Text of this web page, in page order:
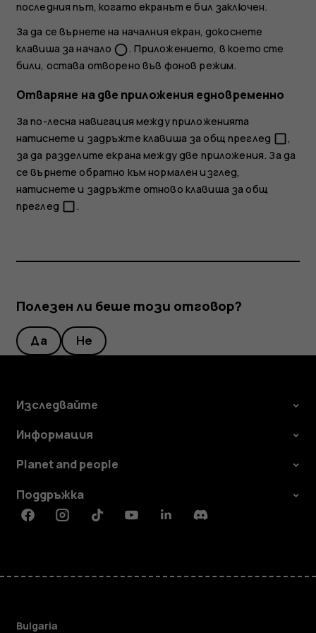
последния път, когато екранът е бил заключен.
За да се върнете на началния екран, докоснете
клавиша за начало panorama_fish_eye. Приложението, в което сте
били, остава отворено във фонов режим.
Отваряне на две приложения едновременно
За по-лесна навигация между приложенията
натиснете и задръжте клавиша за общ преглед check_box_outline_blank,
за да разделите екрана между две приложения. За да
се върнете обратно към нормален изглед,
натиснете и задръжте отново клавиша за общ
преглед check_box_outline_blank .
Полезен ли беше този отговор?
Да Не
Изследвайте
Информация
Planet and people
Поддръжка
FacebookInstagramTiktokYoutubeLinkedinDiscord
Bulgaria